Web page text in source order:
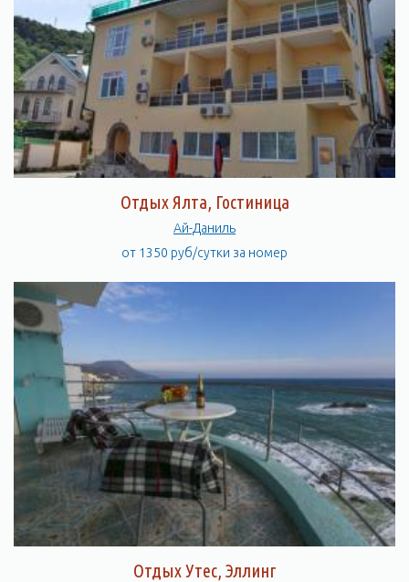
Отдых Ялта, Гостиница
Ай-Даниль
от 1350 руб/сутки за номер
Отдых Утес, Эллинг